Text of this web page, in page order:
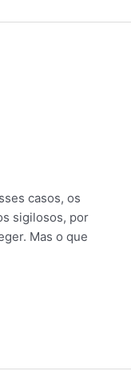
casos, os
sigilosos, por
Mas o que